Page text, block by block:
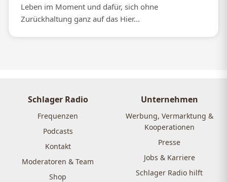
Leben im Moment und dafür, sich ohne
Zurückhaltung ganz auf das Hier...
Schlager Radio
Frequenzen
Podcasts
Kontakt
Moderatoren & Team
Shop
Unternehmen
Werbung, Vermarktung &
Kooperationen
Presse
Jobs & Karriere
Schlager Radio hilft